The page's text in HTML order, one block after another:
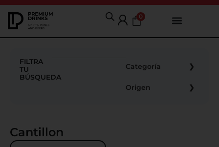
0
FILTRA
TU
BÚSQUEDA
Categoría
Origen
Cantillon